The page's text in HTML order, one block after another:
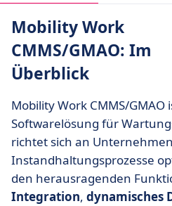
Mobility Work
CMMS/GMAO: Im
Überblick
Mobility Work CMMS/
Softwarelösung für
richtet sich an
Instandhaltungsprozesse
den herausragenden
Integration, dynamisches